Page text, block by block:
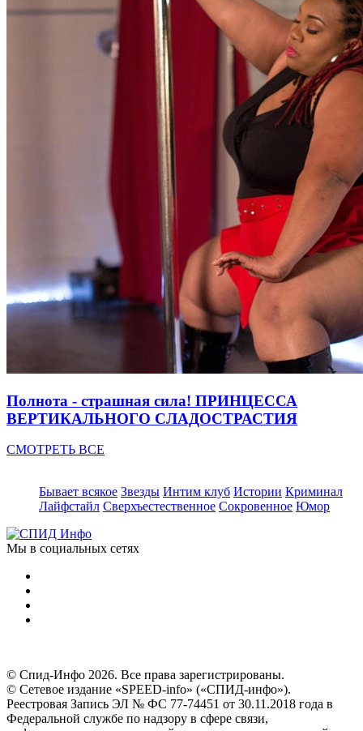
Полнота - страшная сила! ПРИНЦЕССА
ВЕРТИКАЛЬНОГО СЛАДОСТРАСТИЯ
СМОТРЕТЬ ВСЕ
Бывает всякое Звезды Интим клуб Истории Криминал
Лайфстайл Сверхъестественное Сокровенное Юмор
Мы в социальных сетях
© Спид-Инфо 2026. Все права зарегистрированы.
© Сетевое издание «SPEED-info» («СПИД-инфо»).
Реестровая Запись ЭЛ № ФС 77-74451 от 30.11.2018 года в
Федеральной службе по надзору в сфере связи,